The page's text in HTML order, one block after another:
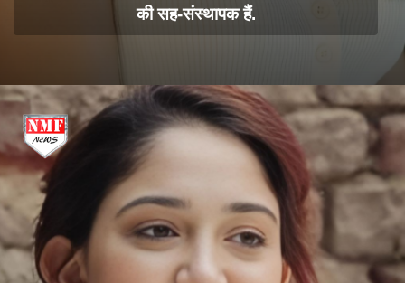
की सह-संस्थापक हैं.